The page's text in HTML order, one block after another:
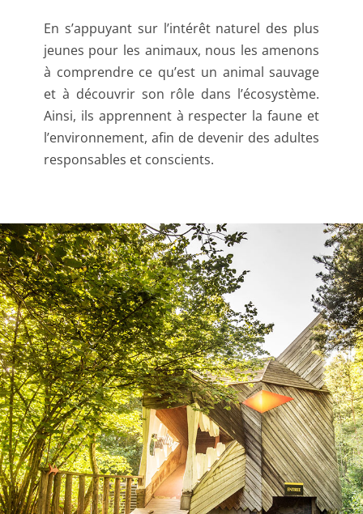
En s’appuyant sur l’intérêt naturel des plus
jeunes pour les animaux, nous les amenons
à comprendre ce qu’est un animal sauvage
et à découvrir son rôle dans l’écosystème.
Ainsi, ils apprennent à respecter la faune et
l’environnement, afin de devenir des adultes
responsables et conscients.